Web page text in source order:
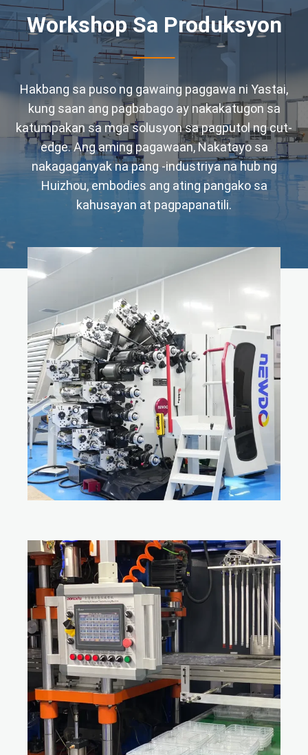
Workshop Sa Produksyon
Hakbang sa puso ng gawaing paggawa ni Yastai,
kung saan ang pagbabago ay nakakatugon sa
katumpakan sa mga solusyon sa pagputol ng cut-
edge. Ang aming pagawaan, Nakatayo sa
nakagaganyak na pang -industriya na hub ng
Huizhou, embodies ang ating pangako sa
kahusayan at pagpapanatili.